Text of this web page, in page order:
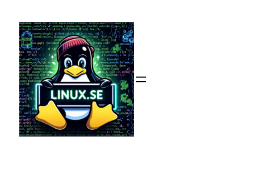
innehåll